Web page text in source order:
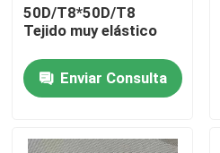
50D/T8*50D/T8
Tejido muy elástico
Enviar Consulta